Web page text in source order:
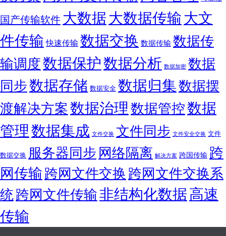
国产传输软件 大数据大数据传输大文
件传输 快速传输 数据交换 数据传输数据传
输调度数据保护数据分析 数据加密 数据
同步数据存储 数据安全 数据归集数据摆
渡解决方案数据治理数据管控数据
管理数据集成 文件交换 文件同步 文件安全交换 文件
数据交换 服务器同步网络隔离 解决方案 跨国传输 跨
网传输跨网文件交换跨网文件交换系
统跨网文件传输非结构化数据高速
传输